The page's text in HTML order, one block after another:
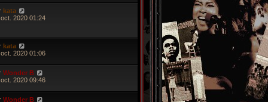
kata
2020 01:24
kata
2020 01:06
Wonder B
2020 09:46
Wonder B